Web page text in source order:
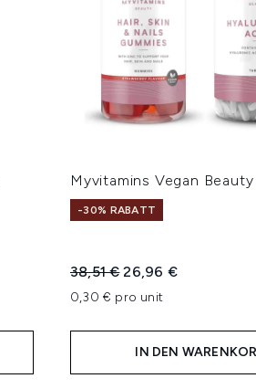
Myvitamins Vegan
-30% RABATT
Unverbindliche
38,51 €Aktueller Preis:
26,96 €
0,30 € pro unit
IN DEN